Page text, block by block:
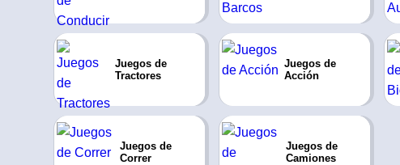
Juegos de
Tractores
Juegos de
Acción
Juegos de
Correr
Juegos de
Camiones